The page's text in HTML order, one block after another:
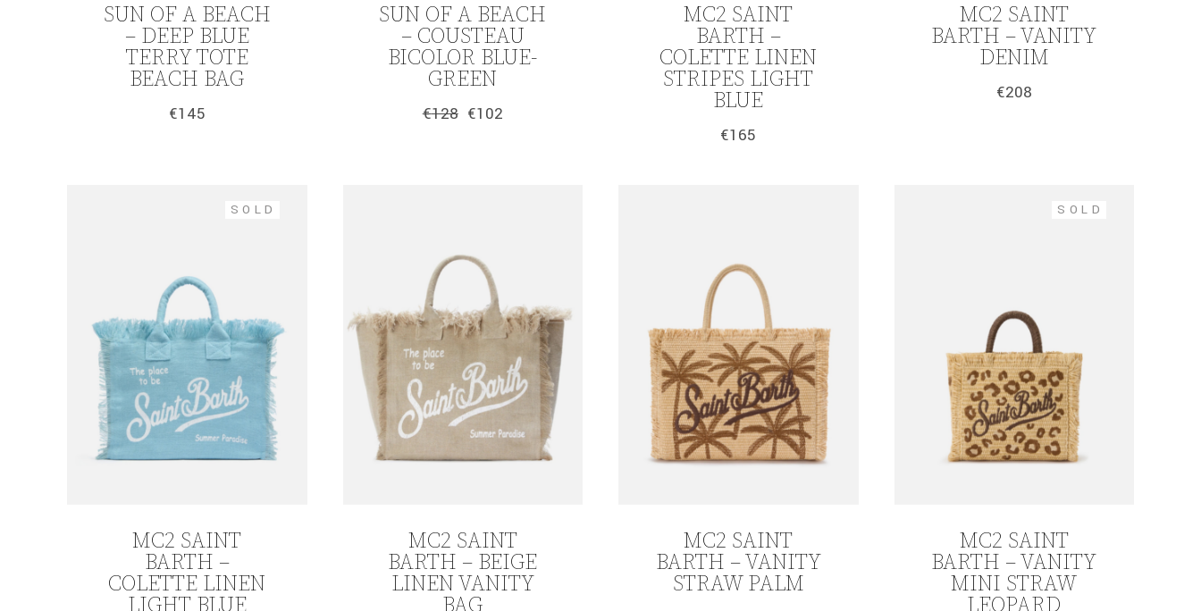
SUN OF A BEACH
– DEEP BLUE
TERRY TOTE
BEACH BAG
€145
SUN OF A BEACH
– COUSTEAU
BICOLOR BLUE-
GREEN
€128
Original
€102
Η
MC2 SAINT
BARTH –
COLETTE LINEN
STRIPES LIGHT
BLUE
€165
MC2 SAINT
BARTH – VANITY
DENIM
€208
SOLD
MC2 SAINT
BARTH –
COLETTE LINEN
LIGHT BLUE
MC2 SAINT
BARTH – BEIGE
LINEN VANITY
BAG
MC2 SAINT
BARTH – VANITY
STRAW PALM
SOLD
MC2 SAINT
BARTH – VANITY
MINI STRAW
LEOPARD